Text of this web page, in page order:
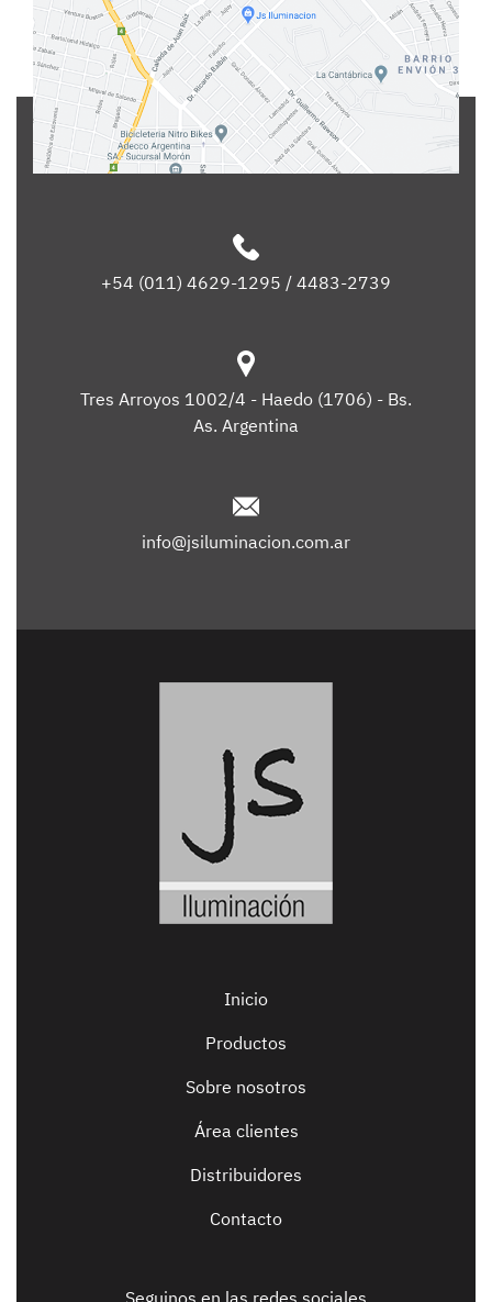
+54 (011) 4629-1295 / 4483-2739
Tres Arroyos 1002/4 - Haedo (1706) - Bs.
As. Argentina
info@jsiluminacion.com.ar
Inicio
Productos
Sobre nosotros
Área clientes
Distribuidores
Contacto